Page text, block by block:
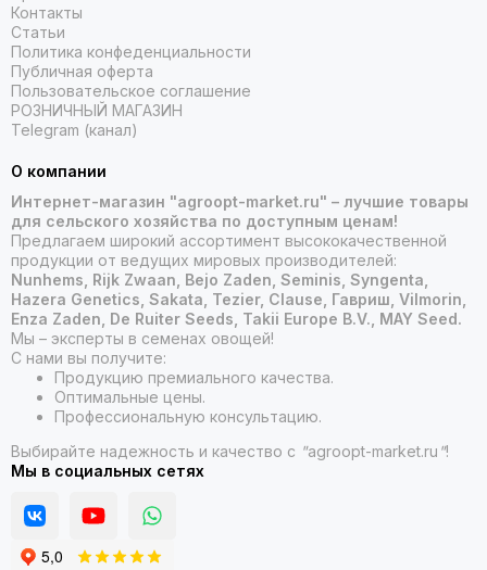
Контакты
Статьи
Политика конфеденциальности
Публичная оферта
Пользовательское соглашение
РОЗНИЧНЫЙ МАГАЗИН
Telegram (канал)
О компании
Интернет-магазин "agroopt-market.ru" – лучшие товары
для сельского хозяйства по доступным ценам!
Предлагаем широкий ассортимент высококачественной
продукции от ведущих мировых производителей:
Nunhems, Rijk Zwaan, Bejo Zaden, Seminis, Syngenta,
Hazera Genetics, Sakata, Tezier, Clause, Гавриш, Vilmorin,
Enza Zaden, De Ruiter Seeds, Takii Europe B.V., MAY Seed.
Мы – эксперты в семенах овощей!
С нами вы получите:
Продукцию премиального качества.
Оптимальные цены.
Профессиональную консультацию.
Выбирайте надежность и качество с "agroopt-market.ru "!
Мы в социальных сетях